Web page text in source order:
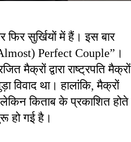
फिर सुर्खियों में हैं। इस बार
Perfect Couple”।
मैक्रों द्वारा राष्ट्रपति मैक्रों
विवाद था। हालांकि, मैक्रों
लेकिन किताब के प्रकाशित होते
हो गई है।